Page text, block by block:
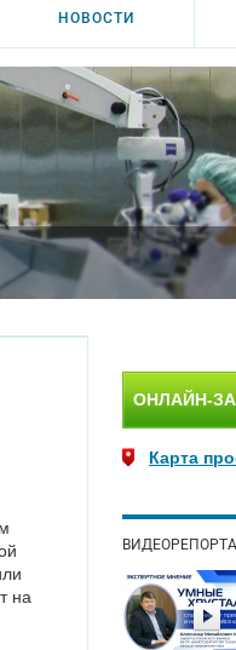
НОВОСТИ
на
ОНЛАЙН-
Карта